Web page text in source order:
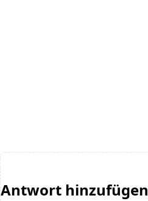
Antwort hinzufügen